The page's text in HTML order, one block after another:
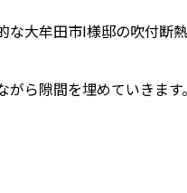
な大牟田市I様邸の吹付断
ら隙間を埋めていきます。